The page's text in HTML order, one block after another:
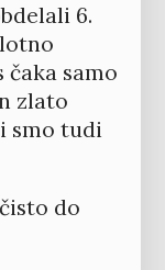
6.
čaka samo
zlato
smo tudi
do